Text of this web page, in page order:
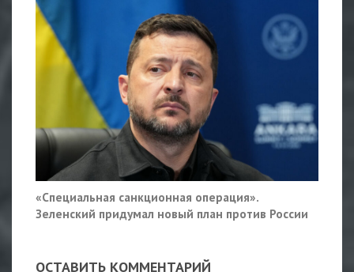
«Специальная санкционная операция».
Зеленский придумал новый план против России
ОСТАВИТЬ КОММЕНТАРИЙ